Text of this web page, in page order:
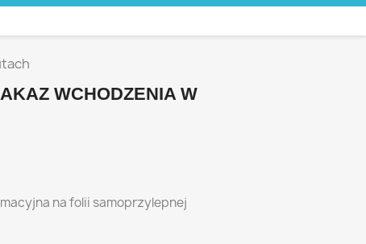
WCHODZENIA W
na folii samoprzylepnej